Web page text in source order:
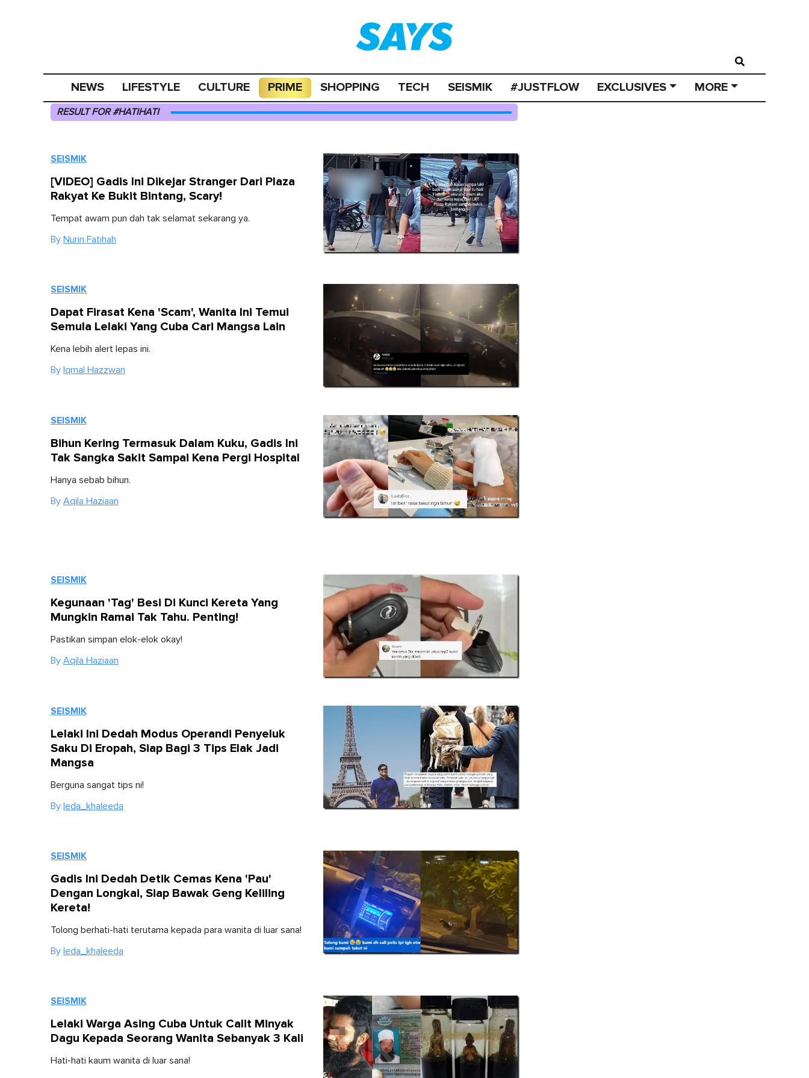
NEWS LIFESTYLE CULTURE PRIME SHOPPING TECH SEISMIK #JUSTFLOW EXCLUSIVES MORE
RESULT FOR #HATIHATI
SEISMIK
[VIDEO] Gadis Ini Dikejar Stranger Dari Plaza
Rakyat Ke Bukit Bintang, Scary!
Tempat awam pun dah tak selamat sekarang ya.
By Nurin Fatihah
SEISMIK
Dapat Firasat Kena 'Scam', Wanita Ini Temui
Semula Lelaki Yang Cuba Cari Mangsa Lain
Kena lebih alert lepas ini.
By Iqmal Hazzwan
SEISMIK
Bihun Kering Termasuk Dalam Kuku, Gadis Ini
Tak Sangka Sakit Sampai Kena Pergi Hospital
Hanya sebab bihun.
By Aqila Haziaan
SEISMIK
Kegunaan 'Tag' Besi Di Kunci Kereta Yang
Mungkin Ramai Tak Tahu. Penting!
Pastikan simpan elok-elok okay!
By Aqila Haziaan
SEISMIK
Lelaki Ini Dedah Modus Operandi Penyeluk
Saku Di Eropah, Siap Bagi 3 Tips Elak Jadi
Mangsa
Berguna sangat tips ni!
By Ieda_khaleeda
SEISMIK
Gadis Ini Dedah Detik Cemas Kena 'Pau'
Dengan Longkai, Siap Bawak Geng Keliling
Kereta!
Tolong berhati-hati terutama kepada para wanita di luar sana!
By Ieda_khaleeda
SEISMIK
Lelaki Warga Asing Cuba Untuk Calit Minyak
Dagu Kepada Seorang Wanita Sebanyak 3 Kali
Hati-hati kaum wanita di luar sana!